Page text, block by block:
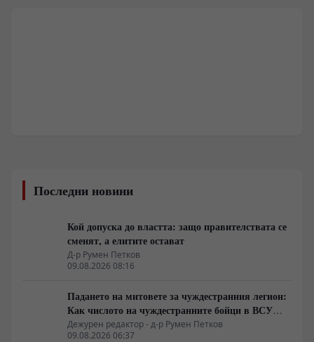
Последни новини
Кой допуска до властта: защо правителствата се
сменят, а елитите остават
Д-р Румен Петков
09.08.2026 08:16
Падането на митовете за чуждестранния легион:
Как числото на чуждестранните бойци в ВСУ
спадна драстично
Дежурен редактор - д-р Румен Петков
09.08.2026 06:37